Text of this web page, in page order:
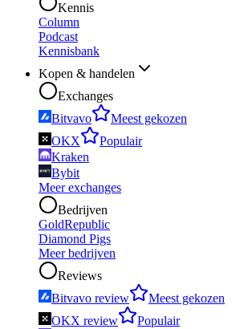
Kennis
Column
Podcast
Kennisbank
Kopen & handelen
Exchanges
Bitvavo
Meest gekozen
OKX
Populair
Kraken
Bybit
Meer exchanges
Bedrijven
GoldRepublic
Diamond Pigs
Meer bedrijven
Reviews
Bitvavo review
Meest gekozen
OKX review
Populair